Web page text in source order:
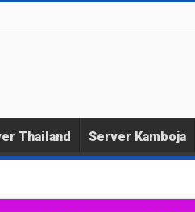
Thailand Server Kamboja